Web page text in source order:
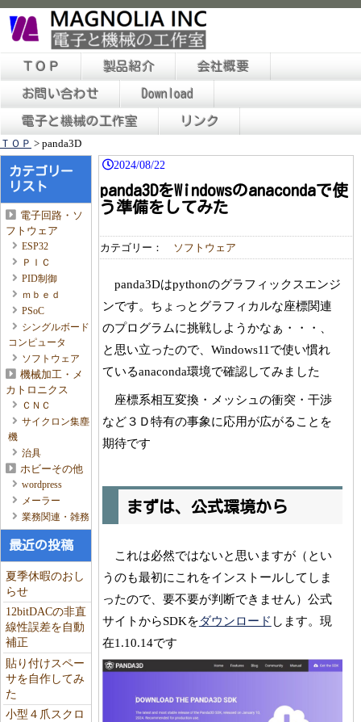
ＴＯＰ 製品紹介 会社概要
お問い合わせ Download
電子と機械の工作室 リンク
ＴＯＰ > panda3D
カテゴリー
リスト
電子回路・ソ
フトウェア
ESP32
ＰＩＣ
PID制御
ｍｂｅｄ
PSoC
シングルボード
コンピュータ
ソフトウェア
機械加工・メ
カトロニクス
ＣＮＣ
サイクロン集塵
機
治具
ホビーその他
wordpress
メーラー
業務関連・雑務
最近の投稿
夏季休暇のおし
らせ
12bitDACの非直
線性誤差を自動
補正
貼り付けスペー
サを自作してみ
た
小型４爪スクロ
2024/08/22
panda3DをWindowsのanacondaで使
う準備をしてみた
カテゴリー： ソフトウェア
panda3Dはpythonのグラフィックスエンジ
ンです。ちょっとグラフィカルな座標関連
のプログラムに挑戦しようかなぁ・・・、
と思い立ったので、Windows11で使い慣れ
ているanaconda環境で確認してみました
座標系相互変換・メッシュの衝突・干渉
など３Ｄ特有の事象に応用が広がることを
期待です
まずは、公式環境から
これは必然ではないと思いますが（とい
うのも最初にこれをインストールしてしま
ったので、要不要が判断できません）公式
サイトからSDKをダウンロード します。現
在1.10.14です